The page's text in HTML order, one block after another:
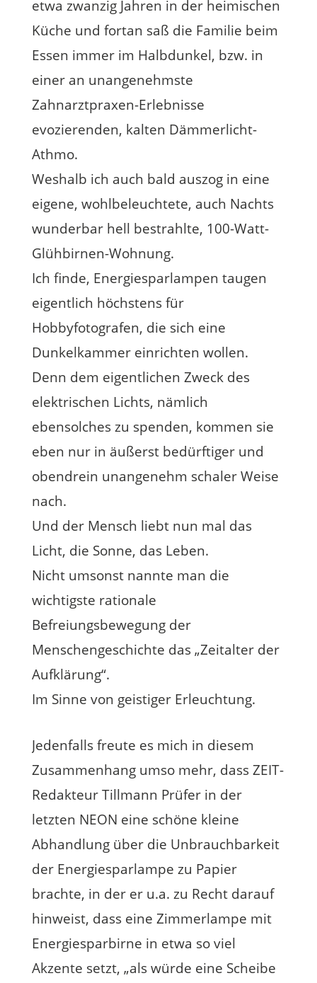
etwa zwanzig Jahren in der heimischen
Küche und fortan saß die Familie beim
Essen immer im Halbdunkel, bzw. in
einer an unangenehmste
Zahnarztpraxen-Erlebnisse
evozierenden, kalten Dämmerlicht-
Athmo.
Weshalb ich auch bald auszog in eine
eigene, wohlbeleuchtete, auch Nachts
wunderbar hell bestrahlte, 100-Watt-
Glühbirnen-Wohnung.
Ich finde, Energiesparlampen taugen
eigentlich höchstens für
Hobbyfotografen, die sich eine
Dunkelkammer einrichten wollen.
Denn dem eigentlichen Zweck des
elektrischen Lichts, nämlich
ebensolches zu spenden, kommen sie
eben nur in äußerst bedürftiger und
obendrein unangenehm schaler Weise
nach.
Und der Mensch liebt nun mal das
Licht, die Sonne, das Leben.
Nicht umsonst nannte man die
wichtigste rationale
Befreiungsbewegung der
Menschengeschichte das „Zeitalter der
Aufklärung“.
Im Sinne von geistiger Erleuchtung.
Jedenfalls freute es mich in diesem
Zusammenhang umso mehr, dass ZEIT-
Redakteur Tillmann Prüfer in der
letzten NEON eine schöne kleine
Abhandlung über die Unbrauchbarkeit
der Energiesparlampe zu Papier
brachte, in der er u.a. zu Recht darauf
hinweist, dass eine Zimmerlampe mit
Energiesparbirne in etwa so viel
Akzente setzt, „als würde eine Scheibe